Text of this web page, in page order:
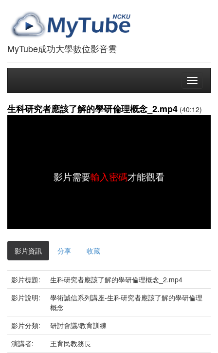
MyTube成功大學數位影音雲
Toggle
生科研究者應該了解的學研倫理概念_2.mp4 (40:12)
影片需要輸入密碼才能觀看
影片資訊 分享 收藏
影片標題:
生科研究者應該了解的學研倫理概念_2.mp4
影片說明:
學術誠信系列講座-生科研究者應該了解的學研倫理
概念
影片分類:
研討會議/教育訓練
演講者:
王育民教務長